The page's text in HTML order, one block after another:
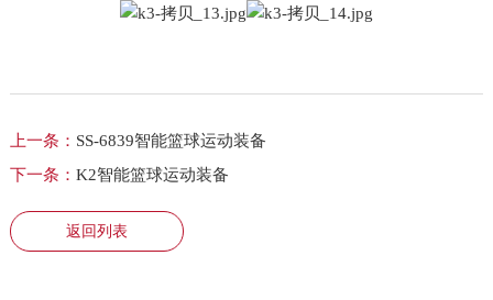
上一条： SS-6839智能篮球运动装备
下一条： K2智能篮球运动装备
返回列表